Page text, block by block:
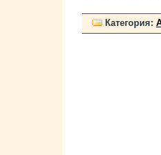
Категория: